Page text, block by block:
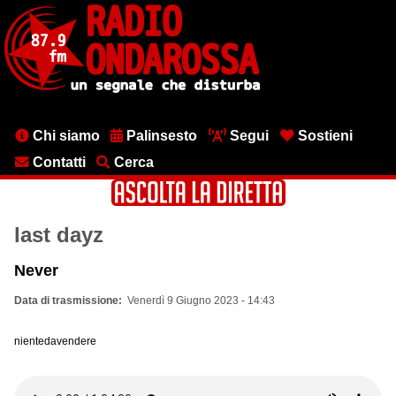
contenuto
principale
MenuChi siamo Palinsesto Segui
Sostieni
Contatti
Cerca
last dayz
Never
Data di trasmissione Venerdì 9 Giugno 2023 - 14:43
nientedavendere